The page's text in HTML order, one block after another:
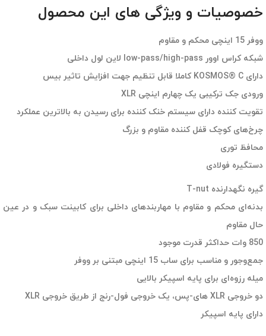
خصوصیات و ویژگی های این محصول
ووفر 15 اینچی محکم و مقاوم
شبکه کراس اوور low-pass/high-pass لاین لول داخلی
دارای KOSMOS® C کاملا قابل تنظیم جهت افزایش تاثیر بیس
ورودی جک ترکیبی یک چهارم اینچی XLR
تقویت کننده دارای سیستم خنک کننده برای رسیدن به بالاترین عملکرد
چرخ‌های کوچک قفل کننده مقاوم و بزرگ
محافظ توری
دستگیره فولادی
گیره نگهدارنده T-nut
بدنه‌ای محکم و مقاوم با مهاربندهای داخلی برای کابینت سبک و در عین
حال مقاوم
850 وات حداکثر قدرت موجود
جمع‌وجور و مناسب برای ساب 15 اینچی مبتنی بر ووفر
میله رزوه‌ای برای پایه اسپیکر بالایی
دو خروجی XLR های-پس، یک خروجی فول-رنج از طریق خروجی XLR
دارای پایه اسپیکر